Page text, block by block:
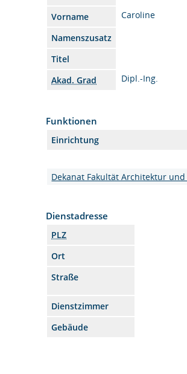
Vorname
Caroline
Namenszusatz
Titel
Akad. Grad
Dipl.-Ing.
Funktionen
Einrichtung
Dekanat Fakultät Architektur
Dienstadresse
PLZ
Ort
Straße
Dienstzimmer
Gebäude